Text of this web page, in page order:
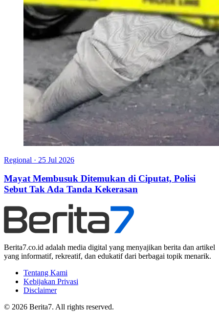
Regional · 25 Jul 2026
Mayat Membusuk Ditemukan di Ciputat, Polisi
Sebut Tak Ada Tanda Kekerasan
Berita7.co.id adalah media digital yang menyajikan berita dan artikel
yang informatif, rekreatif, dan edukatif dari berbagai topik menarik.
Tentang Kami
Kebijakan Privasi
Disclaimer
© 2026 Berita7. All rights reserved.